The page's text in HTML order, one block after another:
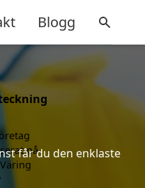
Blogg
får du den enklaste
på